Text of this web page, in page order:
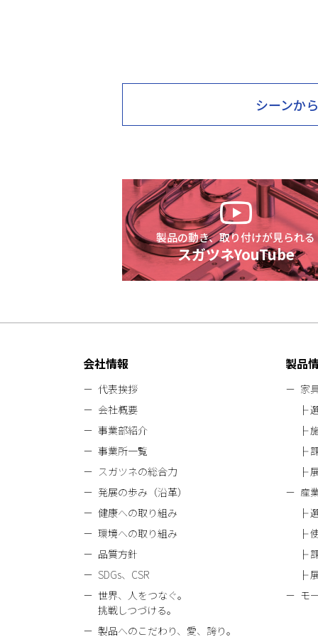
シーンか
製品の動き、取り付けが見られる
スガツネYouTube
会社情報
代表挨拶
会社概要
事業部紹介
事業所一覧
スガツネの総合力
発展の歩み（沿革）
健康への取り組み
環境への取り組み
品質方針
SDGs、CSR
世界、人をつなぐ。
挑戦しつづける。
製品へのこだわり、愛、誇り。
製品
家
産
モ